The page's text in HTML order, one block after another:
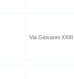
Via Giovanni XXIII